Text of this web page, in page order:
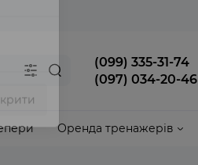
(099) 335-31-74
(097) 034-20-46
Оренда тренажерів